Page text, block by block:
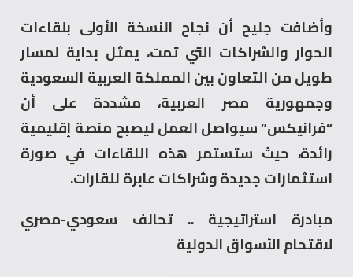
وأضافت جليح أن نجاح النسخة الأولى بلقاءات
الحوار والشراكات التي تمت، يمثل بداية لمسار
طويل من التعاون بين المملكة العربية السعودية
وجمهورية مصر العربية، مشددة على أن
“فرانيكس” سيواصل العمل ليصبح منصة إقليمية
رائدة، حيث ستستمر هذه اللقاءات في صورة
استثمارات جديدة وشراكات عابرة للقارات.
مبادرة استراتيجية .. تحالف سعودي-مصري
لاقتحام الأسواق الدولية